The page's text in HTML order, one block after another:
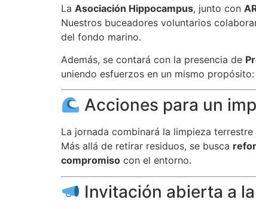
La Asociación Hippocampus, junto con
Nuestros buceadores voluntarios
del fondo marino.
Además, se contará con la presencia de
uniendo esfuerzos en un mismo propósito:
Acciones para un
La jornada combinará la limpieza
Más allá de retirar residuos, se busca
compromiso con el entorno.
Invitación abierta a